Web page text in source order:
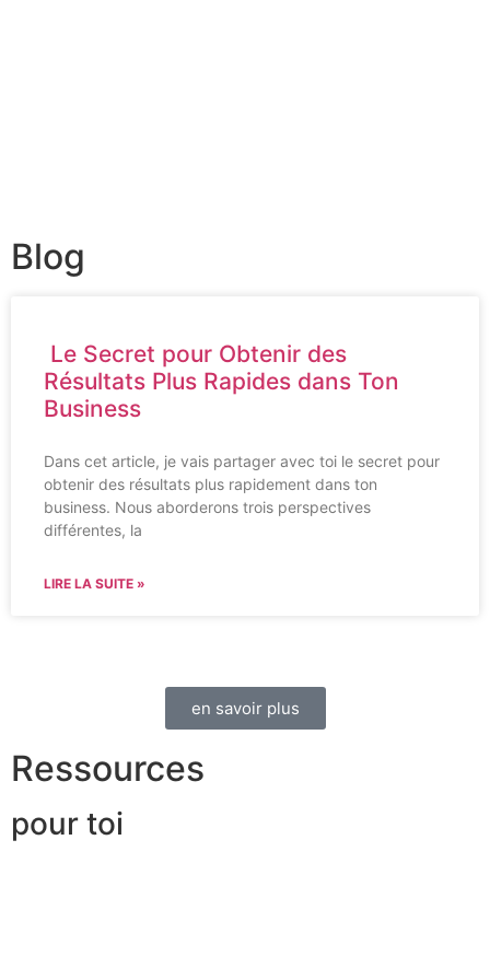
Blog
Le Secret pour Obtenir des
Résultats Plus Rapides dans Ton
Business
Dans cet article, je vais partager avec toi le secret pour
obtenir des résultats plus rapidement dans ton
business. Nous aborderons trois perspectives
différentes, la
LIRE LA SUITE »
en savoir plus
Ressources
pour toi